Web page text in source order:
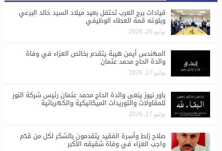
قيادات برج العرب تحتفل بعيد ميلاد السيد خالد البرعي
وبلوغه قمة العطاء الوظيفي
يوليو 28, 2026
المهندس أيمن هيبة يتقدم بخالص العزاء في وفاة
والدة الحاج محمد عثمان
يوليو 17, 2026
باور نيوز ينعى والدة الحاج محمد عثمان رئيس شركة النور
للمقاولات والتوريدات الميكانيكية والكهربائية
يوليو 17, 2026
صلاح زلط وأسرة الفقيد يتقدمون بالشكر لكل من قدّم
واجب العزاء في وفاة شقيقه الأكبر